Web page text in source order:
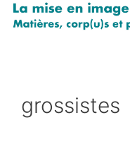
Aller
grossistes